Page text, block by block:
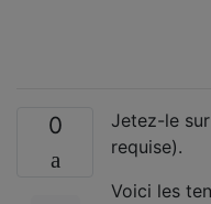
0
Jetez-le
requise).
Voici les